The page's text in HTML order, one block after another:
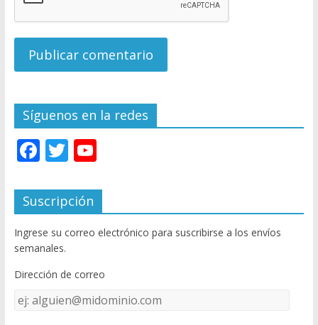
Síguenos en la redes
F
e
b
o
o
k
T
itt
er
Y
u
T
u
e
C
Suscripción
Ingrese su correo electrónico para suscribirse a los envíos
semanales.
Dirección de correo
Dirección
de